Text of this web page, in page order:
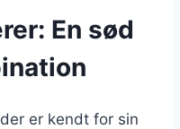
En sød
er kendt for sin